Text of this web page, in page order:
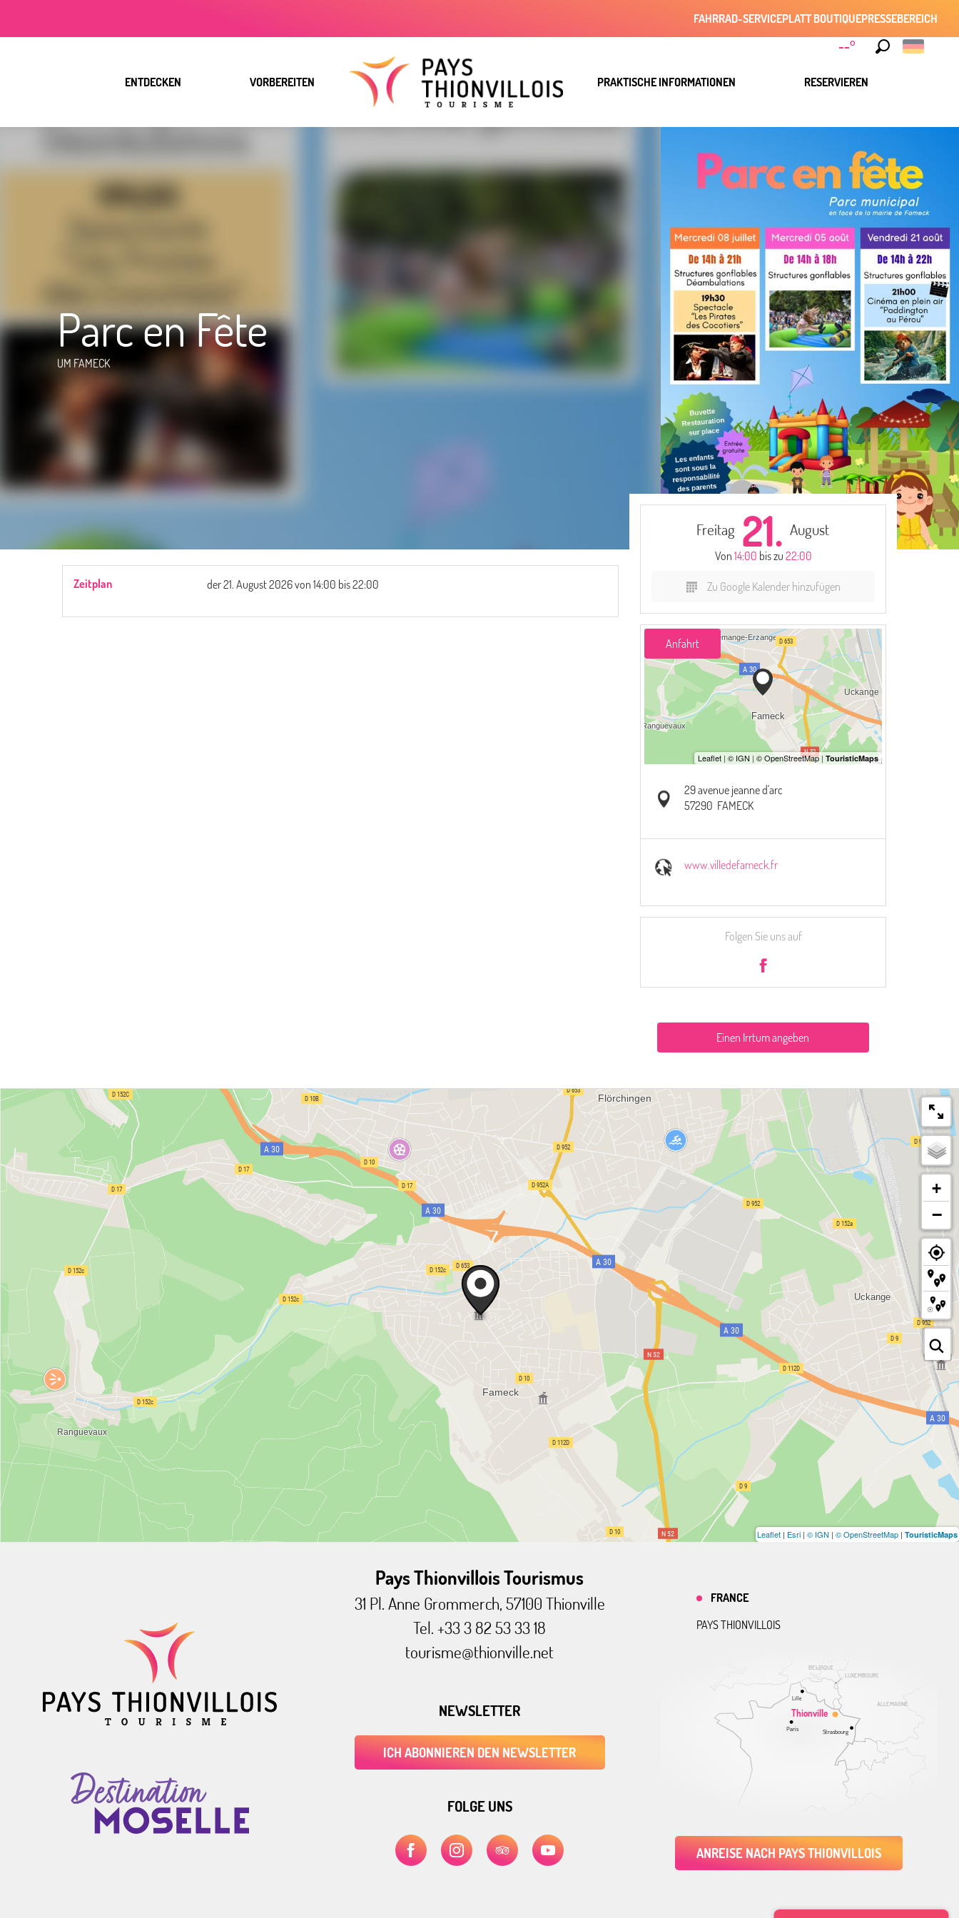
--°
FAHRRAD-SERVICEPLATT BOUTIQUEPRESSEBEREICH
ENTDECKEN VORBEREITEN PRAKTISCHE INFORMATIONEN RESERVIEREN
Parc en Fête
UM FAMECK
Zeitplan der21. August 2026von 14:00 bis 22:00
Freitag 21. August
Von 14:00 bis zu 22:00
Zu Google Kalender hinzufügen
Anfahrt
29 avenue jeanne d'arc
57290 FAMECK
www.villedefameck.fr
Folgen Sie uns auf
Einen Irrtum angeben
+
−
Leaflet | Esri | © IGN | © OpenStreetMap | TouristicMaps
Pays Thionvillois Tourismus
31 Pl. Anne Grommerch, 57100 Thionville
Tel. +33 3 82 53 33 18
tourisme@thionville.net
NEWSLETTER
ICH ABONNIEREN DEN NEWSLETTER
FOLGE UNS
ALLEMAGNE
BELGIQUE
LUXEMBOURG
Thionville
Lille
Paris Strasbourg
FRANCE
PAYS THIONVILLOIS
ANREISE NACH PAYS THIONVILLOIS